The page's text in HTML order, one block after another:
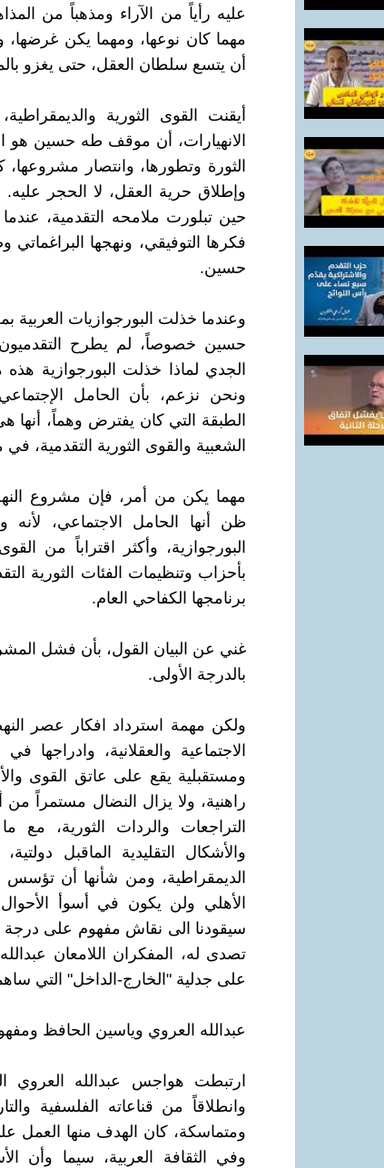
عليه رأياً من الآراء ومذهباً من
مهما كان نوعها، ومهما يكن
أن يتسع سلطان العقل، حتى يغزو
أيقنت القوى الثورية
الانهيارات، أن موقف طه حسين
الثورة وتطورها، وانتصار
وإطلاق حرية العقل، لا الحجر
حين تبلورت ملامحه التقدمية،
فكرها التوفيقي، ونهجها
حسين.
وعندما خذلت البورجوازيات
حسين خصوصاً، لم يطرح
الجدي لماذا خذلت البورجوازية
ونحن نزعم، بأن الحامل
الطبقة التي كان يفترض وهماً، أنها
الشعبية والقوى الثورية التقدمية،
مهما يكن من أمر، فإن مشروع
ظن أنها الحامل الاجتماعي،
البورجوازية، وأكثر اقتراباً من
بأحزاب وتنظيمات الفئات الثورية
برنامجها الكفاحي العام.
غني عن البيان القول، بأن فشل
بالدرجة الأولى.
ولكن مهمة استرداد افكار عصر
الاجتماعية والعقلانية،
ومستقبلية يقع على عاتق القوى
راهنية، ولا يزال النضال مستمراً من
التراجعات والردات الثورية،
والأشكال التقليدية الماقبل
الديمقراطية، ومن شأنها أن تؤسس
الأهلي ولن يكون في أسوأ
سيقودنا الى نقاش مفهوم على درجة
تصدى له، المفكران اللامعان
على جدلية "الخارج-الداخل" التي
عبدالله العروي وياسين الحافظ
ارتبطت هواجس عبدالله العروي
وانطلاقاً من قناعاته الفلسفية
ومتماسكة، كان الهدف منها العمل
وفي الثقافة العربية، سيما وأن